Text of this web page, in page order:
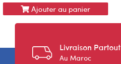
Ajouter au panier
Livraison Partout
Au Maroc